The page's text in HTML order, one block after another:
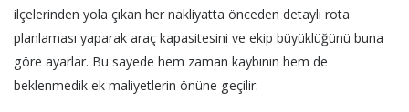
ilçelerinden yola çıkan her nakliyatta önceden detaylı rota
planlaması yaparak araç kapasitesini ve ekip büyüklüğünü buna
göre ayarlar. Bu sayede hem zaman kaybının hem de
beklenmedik ek maliyetlerin önüne geçilir.